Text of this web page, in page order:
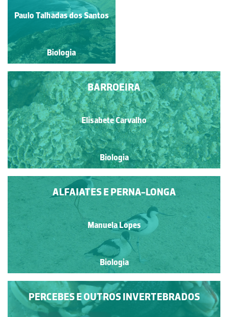
Paulo Talhadas dos Santos
Biologia
Paulo Talhadas dos Santos
Biologia
BARROEIRA
Elisabete Carvalho
Biologia
ALFAIATES E PERNA-LONGA
Manuela Lopes
Biologia
PERCEBES E OUTROS INVERTEBRADOS